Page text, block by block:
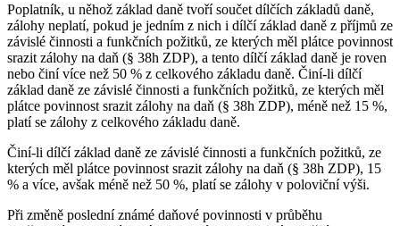
Poplatník, u něhož základ daně tvoří součet dílčích základů daně,
zálohy neplatí, pokud je jedním z nich i dílčí základ daně z příjmů ze
závislé činnosti a funkčních požitků, ze kterých měl plátce povinnost
srazit zálohy na daň (§ 38h ZDP), a tento dílčí základ daně je roven
nebo činí více než 50 % z celkového základu daně. Činí-li dílčí
základ daně ze závislé činnosti a funkčních požitků, ze kterých měl
plátce povinnost srazit zálohy na daň (§ 38h ZDP), méně než 15 %,
platí se zálohy z celkového základu daně.
Činí-li dílčí základ daně ze závislé činnosti a funkčních požitků, ze
kterých měl plátce povinnost srazit zálohy na daň (§ 38h ZDP), 15
% a více, avšak méně než 50 %, platí se zálohy v poloviční výši.
Při změně poslední známé daňové povinnosti v průběhu